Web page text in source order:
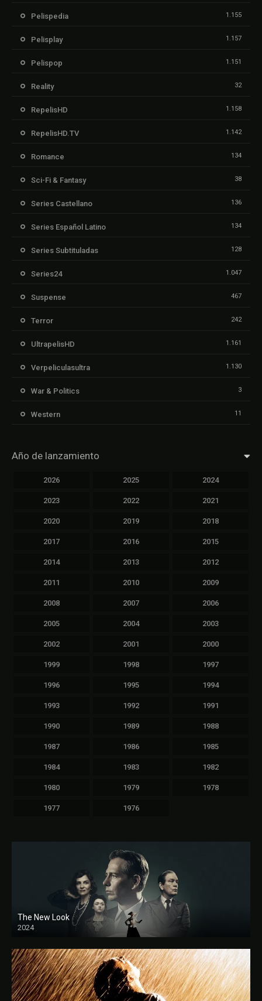
Pelispedia 1.155
Pelisplay 1.157
Pelispop 1.151
Reality 32
RepelisHD 1.158
RepelisHD.TV 1.142
Romance 134
Sci-Fi & Fantasy 38
Series Castellano 136
Series Español Latino 134
Series Subtituladas 128
Series24 1.047
Suspense 467
Terror 242
UltrapelisHD 1.161
Verpeliculasultra 1.130
War & Politics 3
Western 11
Año de lanzamiento
2026 2025 2024
2023 2022 2021
2020 2019 2018
2017 2016 2015
2014 2013 2012
2011 2010 2009
2008 2007 2006
2005 2004 2003
2002 2001 2000
1999 1998 1997
1996 1995 1994
1993 1992 1991
1990 1989 1988
1987 1986 1985
1984 1983 1982
1980 1979 1978
1977 1976
The New Look
2024